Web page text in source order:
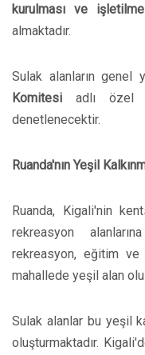
kurulması ve
almaktadır.
Sulak alanların genel
Komitesi adlı özel
denetlenecektir.
Ruanda'nın Yeşil
Ruanda, Kigali'nin
rekreasyon
rekreasyon, eğitim ve
mahallede yeşil alan
Sulak alanlar bu yeşil
oluşturmaktadır.